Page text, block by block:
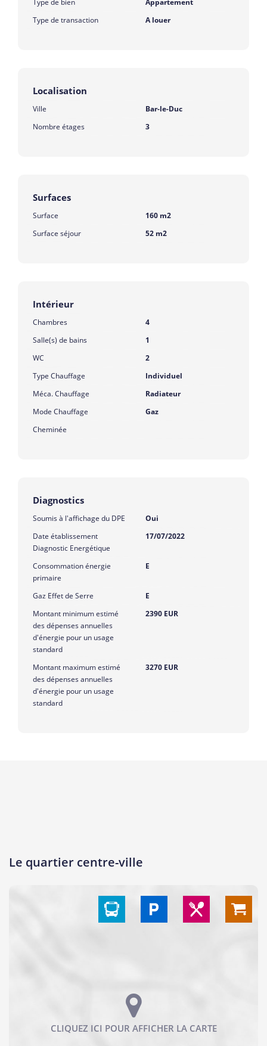
Type de bien
Appartement
Type de transaction
A louer
Localisation
Ville
Bar-le-Duc
Nombre étages
3
Surfaces
Surface
160 m2
Surface séjour
52 m2
Intérieur
Chambres
4
Salle(s) de bains
1
WC
2
Type Chauffage
Individuel
Méca. Chauffage
Radiateur
Mode Chauffage
Gaz
Cheminée
Diagnostics
Soumis à l'affichage du DPE
Oui
Date établissement
Diagnostic Energétique
17/07/2022
Consommation énergie
primaire
E
Gaz Effet de Serre
E
Montant minimum estimé
des dépenses annuelles
d'énergie pour un usage
standard
2390 EUR
Montant maximum estimé
des dépenses annuelles
d'énergie pour un usage
standard
3270 EUR
Le quartier centre-ville